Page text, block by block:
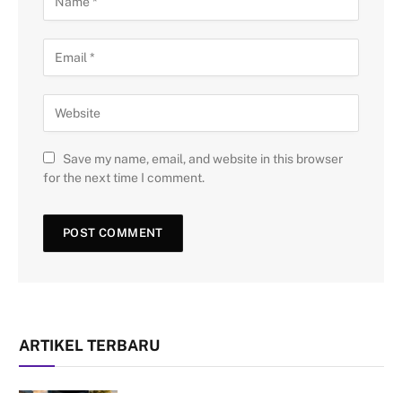
Save my name, email, and website in this browser
for the next time I comment.
ARTIKEL TERBARU